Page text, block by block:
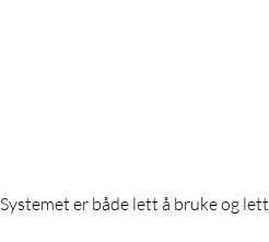
er både lett å bruke og lett